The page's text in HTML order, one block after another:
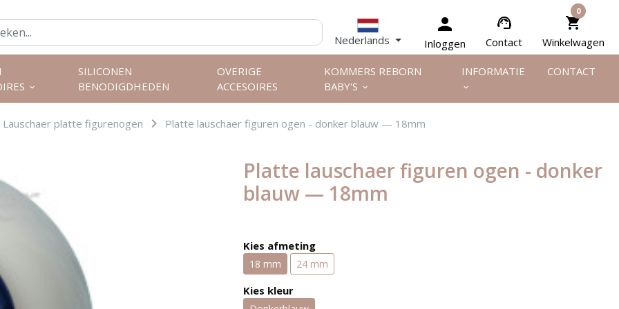
Nederlands
person
Inloggen
support_agent
Contact
shopping_cart
0
Winkelwagen
keyboard_arrow_down
SILICONEN
BENODIGDHEDEN
OVERIGE
ACCESOIRES
KOMMERS REBORN
BABY'S
keyboard_arrow_down
INFORMATIE
keyboard_arrow_down
CONTACT
Lauschaer platte figurenogen navigate_next Platte lauschaer figuren ogen - donker blauw — 18mm


Platte lauschaer figuren ogen - donker
blauw — 18mm
Kies afmeting
18 mm 24 mm
Kies kleur